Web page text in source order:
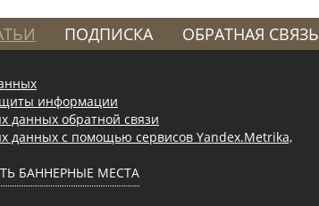
ПОДПИСКА ОБРАТНАЯ СВЯЗЬ
информации
данных обратной связи
данных с помощью сервисов Yandex.Metrika,
БАННЕРНЫЕ МЕСТА